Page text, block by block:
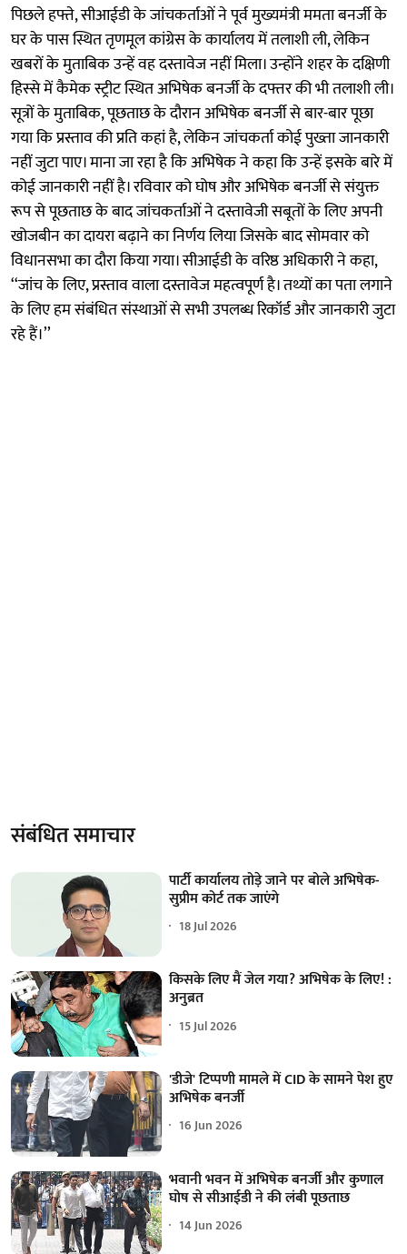
पिछले हफ्ते, सीआईडी के जांचकर्ताओं ने पूर्व मुख्यमंत्री ममता बनर्जी के
घर के पास स्थित तृणमूल कांग्रेस के कार्यालय में तलाशी ली, लेकिन
खबरों के मुताबिक उन्हें वह दस्तावेज नहीं मिला। उन्होंने शहर के दक्षिणी
हिस्से में कैमेक स्ट्रीट स्थित अभिषेक बनर्जी के दफ्तर की भी तलाशी ली।
सूत्रों के मुताबिक, पूछताछ के दौरान अभिषेक बनर्जी से बार-बार पूछा
गया कि प्रस्ताव की प्रति कहां है, लेकिन जांचकर्ता कोई पुख्ता जानकारी
नहीं जुटा पाए। माना जा रहा है कि अभिषेक ने कहा कि उन्हें इसके बारे में
कोई जानकारी नहीं है। रविवार को घोष और अभिषेक बनर्जी से संयुक्त
रूप से पूछताछ के बाद जांचकर्ताओं ने दस्तावेजी सबूतों के लिए अपनी
खोजबीन का दायरा बढ़ाने का निर्णय लिया जिसके बाद सोमवार को
विधानसभा का दौरा किया गया। सीआईडी के वरिष्ठ अधिकारी ने कहा,
‘‘जांच के लिए, प्रस्ताव वाला दस्तावेज महत्वपूर्ण है। तथ्यों का पता लगाने
के लिए हम संबंधित संस्थाओं से सभी उपलब्ध रिकॉर्ड और जानकारी जुटा
रहे हैं।’’
संबंधित समाचार
पार्टी कार्यालय तोड़े जाने पर बोले अभिषेक-
सुप्रीम कोर्ट तक जाएंगे
18 Jul 2026
किसके लिए मैं जेल गया? अभिषेक के लिए! :
अनुब्रत
15 Jul 2026
'डीजे' टिप्पणी मामले में CID के सामने पेश हुए
अभिषेक बनर्जी
16 Jun 2026
भवानी भवन में अभिषेक बनर्जी और कुणाल
घोष से सीआईडी ने की लंबी पूछताछ
14 Jun 2026